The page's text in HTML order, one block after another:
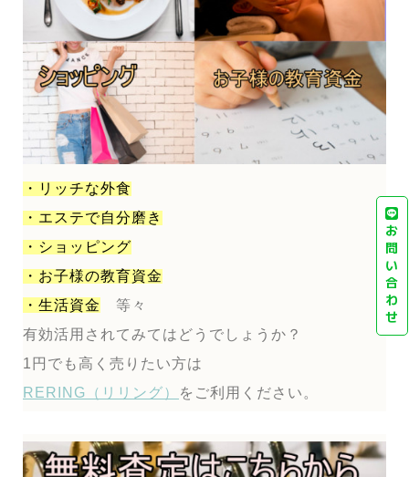
・リッチな外食
・エステで自分磨き
・ショッピング
・お子様の教育資金
・生活資金
等々
有効活用されてみてはどうでしょうか？
1円でも高く売りたい方は
RERING（リリング）
をご利用ください。
お
問
い
合
わ
せ